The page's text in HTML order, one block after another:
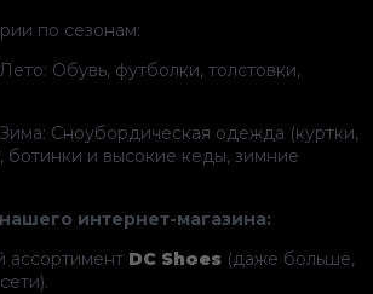
по сезонам:
Обувь, футболки, толстовки,
Сноубордическая одежда (куртки,
ботинки и высокие кеды, зимние
интернет-магазина:
ассортимент DC Shoes (даже больше,